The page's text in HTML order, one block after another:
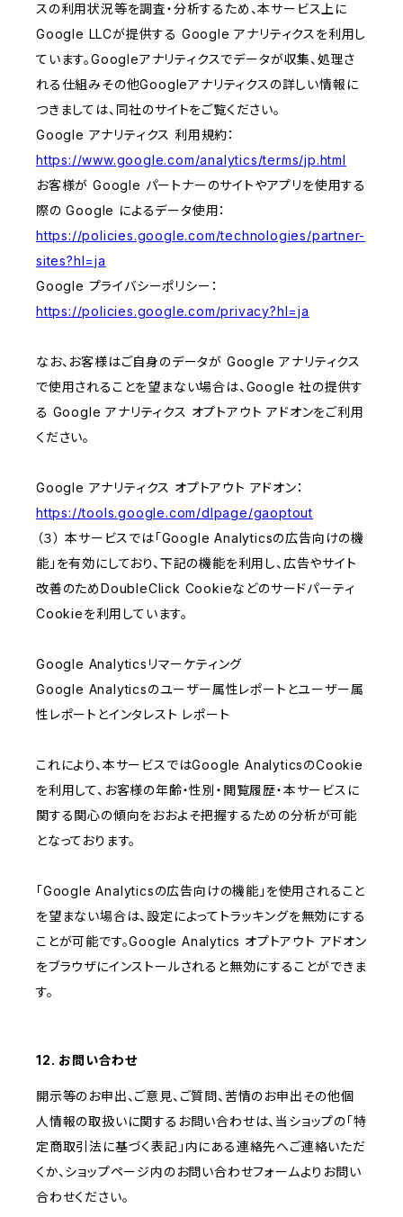
スの利用状況等を調査・分析するため、本サービス上に
Google LLCが提供する Google アナリティクスを利用し
ています。Googleアナリティクスでデータが収集、処理さ
れる仕組みその他Googleアナリティクスの詳しい情報に
つきましては、同社のサイトをご覧ください。
Google アナリティクス 利用規約：
https://www.google.com/analytics/terms/jp.html
お客様が Google パートナーのサイトやアプリを使用する
際の Google によるデータ使用：
https://policies.google.com/technologies/partner-
sites?hl=ja
Google プライバシーポリシー：
https://policies.google.com/privacy?hl=ja
なお、お客様はご自身のデータが Google アナリティクス
で使用されることを望まない場合は、Google 社の提供す
る Google アナリティクス オプトアウト アドオンをご利用
ください。
Google アナリティクス オプトアウト アドオン：
https://tools.google.com/dlpage/gaoptout
（３） 本サービスでは「Google Analyticsの広告向けの機
能」を有効にしており、下記の機能を利用し、広告やサイト
改善のためDoubleClick Cookieなどのサードパーティ
Cookieを利用しています。
Google Analyticsリマーケティング
Google Analyticsのユーザー属性レポートとユーザー属
性レポートとインタレスト レポート
これにより、本サービスではGoogle AnalyticsのCookie
を利用して、お客様の年齢・性別・閲覧履歴・本サービスに
関する関心の傾向をおおよそ把握するための分析が可能
となっております。
「Google Analyticsの広告向けの機能」を使用されること
を望まない場合は、設定によってトラッキングを無効にする
ことが可能です。Google Analytics オプトアウト アドオン
をブラウザにインストールされると無効にすることができま
す。
12. お問い合わせ
開示等のお申出、ご意見、ご質問、苦情のお申出その他個
人情報の取扱いに関するお問い合わせは、当ショップの「特
定商取引法に基づく表記」内にある連絡先へご連絡いただ
くか、ショップページ内のお問い合わせフォームよりお問い
合わせください。